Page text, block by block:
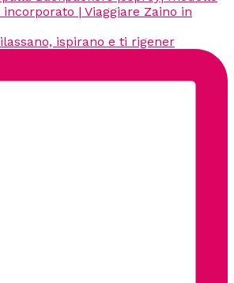
ispirano e ti rigener